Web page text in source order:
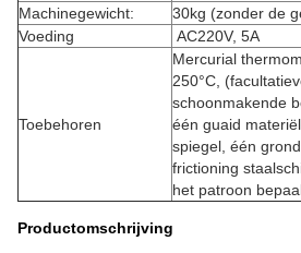
Machinegewicht:
30kg (zonder de
Voeding
AC220V, 5A
Toebehoren
Mercurial
250°C,
schoonmakende
één guaid
spiegel, één
frictioning
het patroon
Productomschrijving